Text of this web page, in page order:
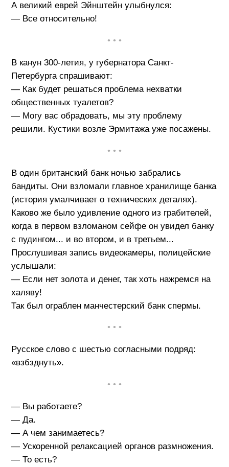
А великий еврей Эйнштейн улыбнулся:
— Все относительно!
• • •
В канун 300-летия, у губернатора Санкт-
Петербурга спрашивают:
— Как будет решаться проблема нехватки
общественных туалетов?
— Могу вас обрадовать, мы эту проблему
решили. Кустики возле Эрмитажа уже посажены.
• • •
В один британский банк ночью забрались
бандиты. Они взломали главное хранилище банка
(история умалчивает о технических деталях).
Каково же было удивление одного из грабителей,
когда в первом взломаном сейфе он увидел банку
с пудингом... и во втором, и в третьем...
Прослушивая запись видеокамеры, полицейские
услышали:
— Если нет золота и денег, так хоть нажремся на
халяву!
Так был ограблен манчестерский банк спермы.
• • •
Русское слово с шестью согласными подряд:
«взбзднуть».
• • •
— Вы работаете?
— Да.
— А чем занимаетесь?
— Ускоренной релаксацией органов размножения.
— То есть?